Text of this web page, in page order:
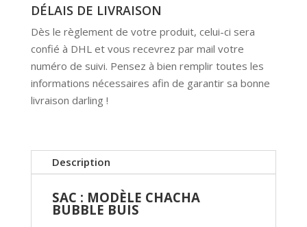
DÉLAIS DE LIVRAISON
Dès le règlement de votre produit, celui-ci sera
confié à DHL et vous recevrez par mail votre
numéro de suivi. Pensez à bien remplir toutes les
informations nécessaires afin de garantir sa bonne
livraison darling !
Description
SAC : MODÈLE CHACHA
BUBBLE BUIS